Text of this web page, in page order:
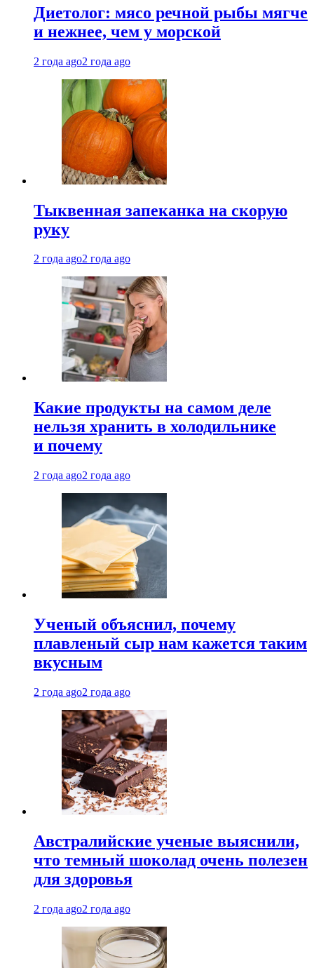
Диетолог: мясо речной рыбы мягче
и нежнее, чем у морской
2 года ago2 года ago
Тыквенная запеканка на скорую
руку
2 года ago2 года ago
Какие продукты на самом деле
нельзя хранить в холодильнике
и почему
2 года ago2 года ago
Ученый объяснил, почему
плавленый сыр нам кажется таким
вкусным
2 года ago2 года ago
Австралийские ученые выяснили,
что темный шоколад очень полезен
для здоровья
2 года ago2 года ago